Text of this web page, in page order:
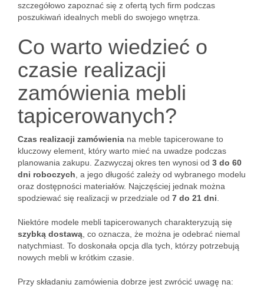
szczegółowo zapoznać się z ofertą tych firm podczas
poszukiwań idealnych mebli do swojego wnętrza.
Co warto wiedzieć o
czasie realizacji
zamówienia mebli
tapicerowanych?
Czas realizacji zamówienia na meble tapicerowane to
kluczowy element, który warto mieć na uwadze podczas
planowania zakupu. Zazwyczaj okres ten wynosi od 3 do 60
dni roboczych , a jego długość zależy od wybranego modelu
oraz dostępności materiałów. Najczęściej jednak można
spodziewać się realizacji w przedziale od 7 do 21 dni
Niektóre modele mebli tapicerowanych charakteryzują się
szybką dostawą , co oznacza, że można je odebrać niemal
natychmiast. To doskonała opcja dla tych, którzy potrzebują
nowych mebli w krótkim czasie.
Przy składaniu zamówienia dobrze jest zwrócić uwagę na: